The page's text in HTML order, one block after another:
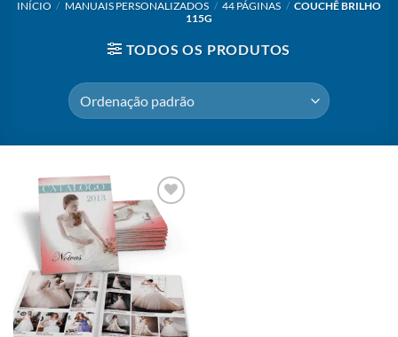
INÍCIO / MANUAIS PERSONALIZADOS / 44 PÁGINAS / COUCHÊ BRILHO
115G
TODOS OS PRODUTOS
Add to